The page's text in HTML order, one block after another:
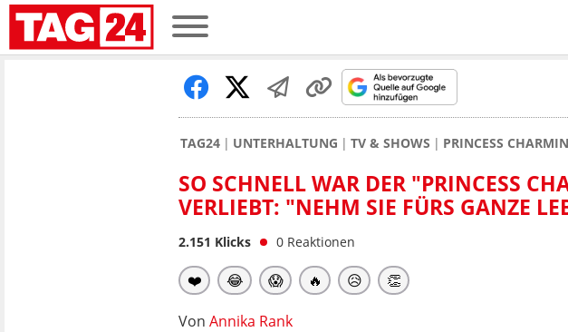
TAG24 UNTERHALTUNG TV & SHOWS PRINCESS
SO SCHNELL WAR DER "PRINCESS
VERLIEBT: "NEHM SIE FÜRS GANZE
2.151 Klicks 0 Reaktionen
❤️ 😂 😱 🔥 😥 👏
Von Annika Rank